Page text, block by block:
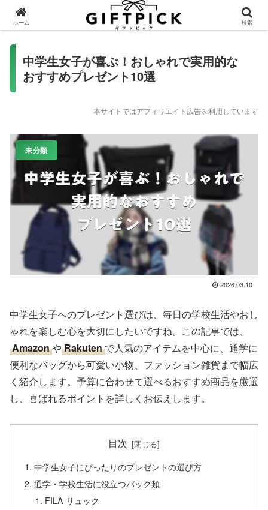
中学生女子が喜ぶ！おしゃれで実用的な
おすすめプレゼント10選
本サイトではアフィリエイト広告を利用しています
未分類
2026.03.10
中学生女子へのプレゼント選びは、毎日の学校生活やおし
ゃれを楽しむ心を大切にしたいですね。この記事では、
AmazonやRakuten で人気のアイテムを中心に、通学に
便利なバッグから可愛い小物、ファッション雑貨まで幅広
く紹介します。予算に合わせて選べるおすすめ商品を厳選
し、喜ばれるポイントを詳しくお伝えします。
目次
中学生女子にぴったりのプレゼントの選び方
通学・学校生活に役立つバッグ類
FILA リュック
ホーム 検索